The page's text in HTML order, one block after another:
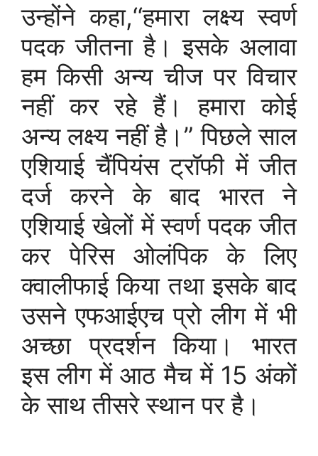
उन्होंने कहा,‘‘हमारा लक्ष्य स्वर्ण
पदक जीतना है। इसके अलावा
हम किसी अन्य चीज पर विचार
नहीं कर रहे हैं। हमारा कोई
अन्य लक्ष्य नहीं है।” पिछले साल
एशियाई चैंपियंस ट्रॉफी में जीत
दर्ज करने के बाद भारत ने
एशियाई खेलों में स्वर्ण पदक जीत
कर पेरिस ओलंपिक के लिए
क्वालीफाई किया तथा इसके बाद
उसने एफआईएच प्रो लीग में भी
अच्छा प्रदर्शन किया। भारत
इस लीग में आठ मैच में 15 अंकों
के साथ तीसरे स्थान पर है।